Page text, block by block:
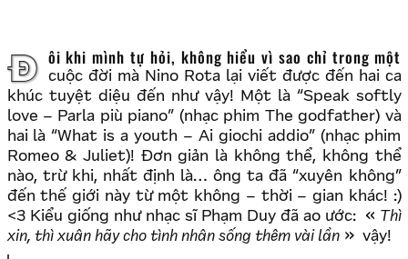
Đôi khi mình tự hỏi, không hiểu vì sao chỉ trong một
cuộc đời mà Nino Rota lại viết được đến hai ca
khúc tuyệt diệu đến như vậy! Một là “Speak softly
love – Parla più piano” (nhạc phim The godfather) và
hai là “What is a youth – Ai giochi addio” (nhạc phim
Romeo & Juliet)! Đơn giản là không thể, không thể
nào, trừ khi, nhất định là… ông ta đã “xuyên không”
đến thế giới này từ một không – thời – gian khác! :)
<3 Kiểu giống như nhạc sĩ Phạm Duy đã ao ước:
Thì
xin, thì xuân hãy cho tình nhân sống thêm vài lần
vậy!